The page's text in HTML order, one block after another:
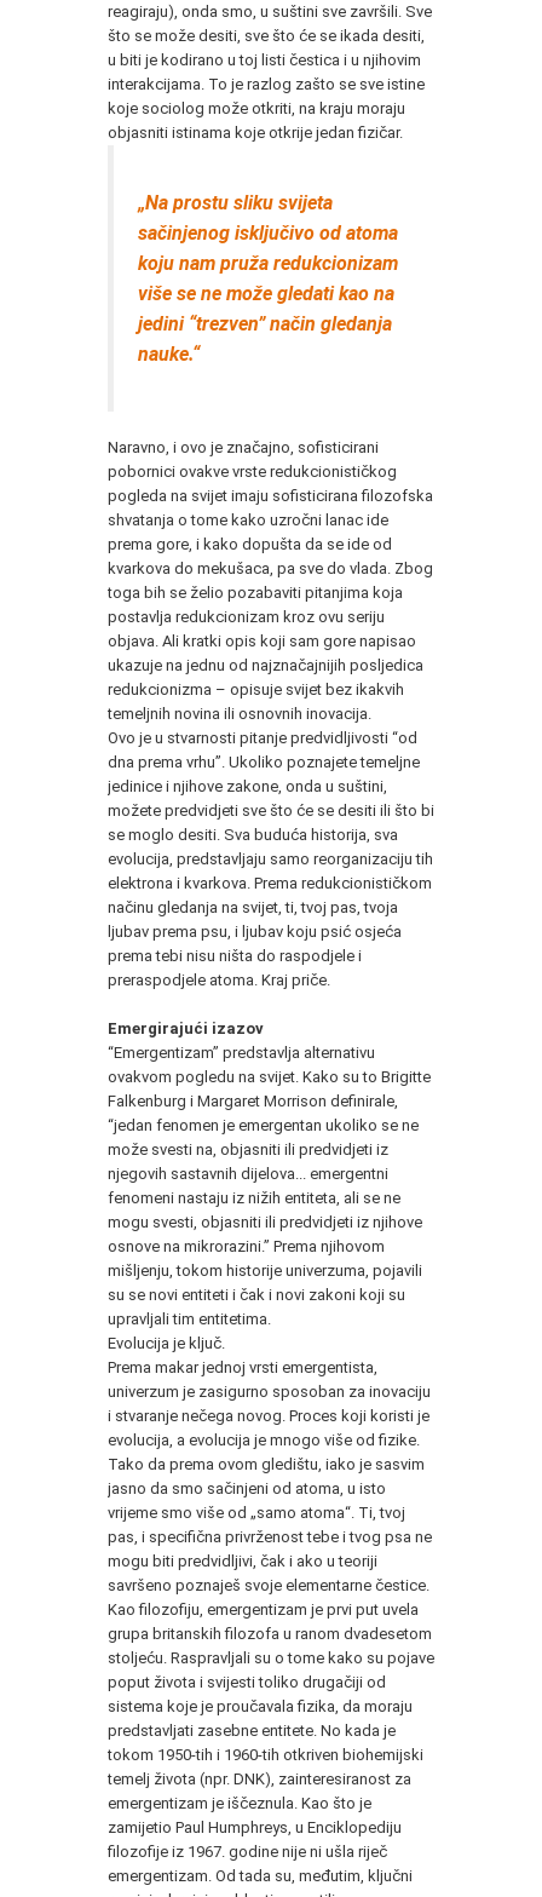
reagiraju), onda smo, u suštini sve završili. Sve
što se može desiti, sve što će se ikada desiti,
u biti je kodirano u toj listi čestica i u njihovim
interakcijama. To je razlog zašto se sve istine
koje sociolog može otkriti, na kraju moraju
objasniti istinama koje otkrije jedan fizičar.
„Na prostu sliku svijeta
sačinjenog isključivo od atoma
koju nam pruža redukcionizam
više se ne može gledati kao na
jedini “trezven” način gledanja
nauke.“
Naravno, i ovo je značajno, sofisticirani
pobornici ovakve vrste redukcionističkog
pogleda na svijet imaju sofisticirana filozofska
shvatanja o tome kako uzročni lanac ide
prema gore, i kako dopušta da se ide od
kvarkova do mekušaca, pa sve do vlada. Zbog
toga bih se želio pozabaviti pitanjima koja
postavlja redukcionizam kroz ovu seriju
objava. Ali kratki opis koji sam gore napisao
ukazuje na jednu od najznačajnijih posljedica
redukcionizma – opisuje svijet bez ikakvih
temeljnih novina ili osnovnih inovacija.
Ovo je u stvarnosti pitanje predvidljivosti “od
dna prema vrhu”. Ukoliko poznajete temeljne
jedinice i njihove zakone, onda u suštini,
možete predvidjeti sve što će se desiti ili što bi
se moglo desiti. Sva buduća historija, sva
evolucija, predstavljaju samo reorganizaciju tih
elektrona i kvarkova. Prema redukcionističkom
načinu gledanja na svijet, ti, tvoj pas, tvoja
ljubav prema psu, i ljubav koju psić osjeća
prema tebi nisu ništa do raspodjele i
preraspodjele atoma. Kraj priče.
Emergirajući izazov
“Emergentizam” predstavlja alternativu
ovakvom pogledu na svijet. Kako su to Brigitte
Falkenburg i Margaret Morrison definirale,
“jedan fenomen je emergentan ukoliko se ne
može svesti na, objasniti ili predvidjeti iz
njegovih sastavnih dijelova... emergentni
fenomeni nastaju iz nižih entiteta, ali se ne
mogu svesti, objasniti ili predvidjeti iz njihove
osnove na mikrorazini.” Prema njihovom
mišljenju, tokom historije univerzuma, pojavili
su se novi entiteti i čak i novi zakoni koji su
upravljali tim entitetima.
Evolucija je ključ.
Prema makar jednoj vrsti emergentista,
univerzum je zasigurno sposoban za inovaciju
i stvaranje nečega novog. Proces koji koristi je
evolucija, a evolucija je mnogo više od fizike.
Tako da prema ovom gledištu, iako je sasvim
jasno da smo sačinjeni od atoma, u isto
vrijeme smo više od „samo atoma“. Ti, tvoj
pas, i specifična privrženost tebe i tvog psa ne
mogu biti predvidljivi, čak i ako u teoriji
savršeno poznaješ svoje elementarne čestice.
Kao filozofiju, emergentizam je prvi put uvela
grupa britanskih filozofa u ranom dvadesetom
stoljeću. Raspravljali su o tome kako su pojave
poput života i svijesti toliko drugačiji od
sistema koje je proučavala fizika, da moraju
predstavljati zasebne entitete. No kada je
tokom 1950-tih i 1960-tih otkriven biohemijski
temelj života (npr. DNK), zainteresiranost za
emergentizam je iščeznula. Kao što je
zamijetio Paul Humphreys, u Enciklopediju
filozofije iz 1967. godine nije ni ušla riječ
emergentizam. Od tada su, međutim, ključni